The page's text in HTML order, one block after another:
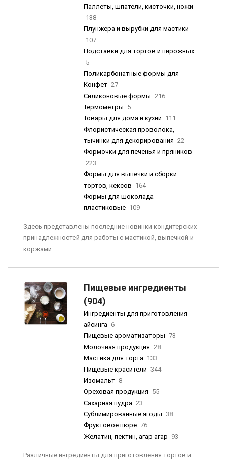
Паллеты, шпатели, кисточки, ножи
138
Плунжера и вырубки для мастики
107
Подставки для тортов и пирожных
5
Поликарбонатные формы для
Конфет 27
Силиконовые формы 216
Термометры 5
Товары для дома и кухни 111
Флористическая проволока,
тычинки для декорирования 22
Формочки для печенья и пряников
223
Формы для выпечки и сборки
тортов, кексов 164
Формы для шоколада
пластиковые 109
Здесь представлены последние новинки кондитерских
принадлежностей для работы с мастикой, выпечкой и
коржами.
Пищевые ингредиенты
(904)
Ингредиенты для приготовления
айсинга 6
Пищевые ароматизаторы 73
Молочная продукция 28
Мастика для торта 133
Пищевые красители 344
Изомальт 8
Ореховая продукция 55
Сахарная пудра 23
Сублимированные ягоды 38
Фруктовое пюре 76
Желатин, пектин, агар агар 93
Различные ингредиенты для приготовления тортов и